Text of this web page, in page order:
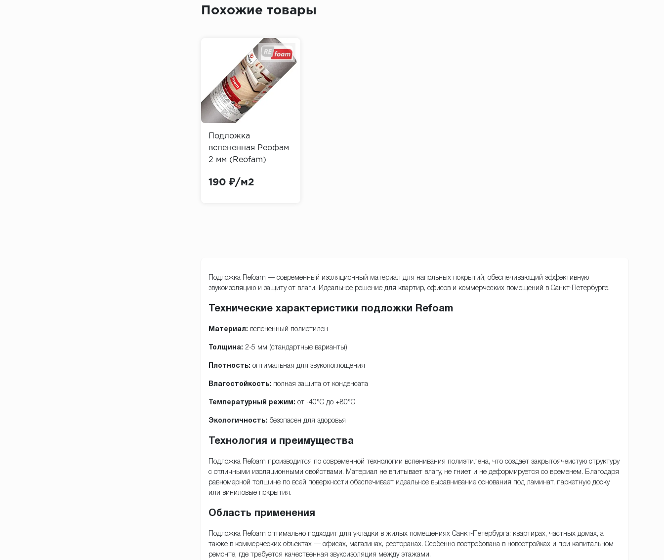
Похожие товары
Подложка
вспененная Реофам
2 мм (Reofam)
190 ₽/м2
Подложка Refoam — современный изоляционный материал для напольных покрытий, обеспечивающий эффективную
звукоизоляцию и защиту от влаги. Идеальное решение для квартир, офисов и коммерческих помещений в Санкт-Петербурге.
Технические характеристики подложки Refoam
Материал: вспененный полиэтилен
Толщина: 2-5 мм (стандартные варианты)
Плотность: оптимальная для звукопоглощения
Влагостойкость: полная защита от конденсата
Температурный режим: от -40°C до +80°C
Экологичность: безопасен для здоровья
Технология и преимущества
Подложка Refoam производится по современной технологии вспенивания полиэтилена, что создает закрытоячеистую структуру
с отличными изоляционными свойствами. Материал не впитывает влагу, не гниет и не деформируется со временем. Благодаря
равномерной толщине по всей поверхности обеспечивает идеальное выравнивание основания под ламинат, паркетную доску
или виниловые покрытия.
Область применения
Подложка Refoam оптимально подходит для укладки в жилых помещениях Санкт-Петербурга: квартирах, частных домах, а
также в коммерческих объектах — офисах, магазинах, ресторанах. Особенно востребована в новостройках и при капитальном
ремонте, где требуется качественная звукоизоляция между этажами.